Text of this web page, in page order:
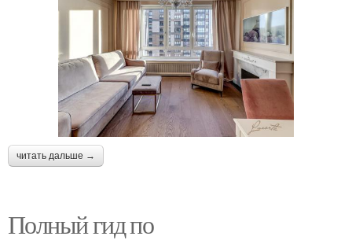
читать дальше →
Полный гид по